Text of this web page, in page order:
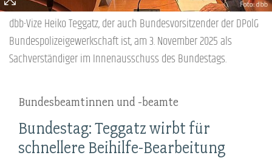
dbb-Vize Heiko Teggatz, der auch Bundesvorsitzender der DPolG
Bundespolizeigewerkschaft ist, am 3. November 2025 als
Sachverständiger im Innenausschuss des Bundestags.
Bundesbeamtinnen und -beamte
Bundestag: Teggatz wirbt für
schnellere Beihilfe-Bearbeitung